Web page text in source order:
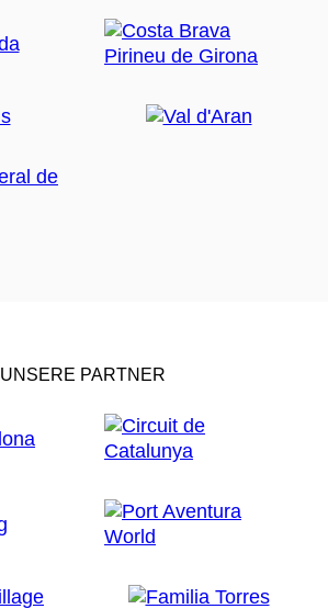
UNSERE PARTNER